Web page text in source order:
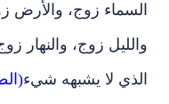
السماء زوج، والأرض
والليل زوج، والنهار
الذي لا يشبهه شيء